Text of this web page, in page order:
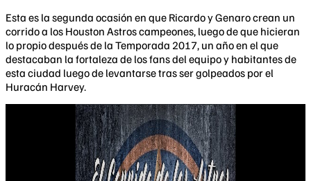
Esta es la segunda ocasión en que Ricardo y Genaro crean un
corrido a los Houston Astros campeones, luego de que hicieran
lo propio después de la Temporada 2017, un año en el que
destacaban la fortaleza de los fans del equipo y habitantes de
esta ciudad luego de levantarse tras ser golpeados por el
Huracán Harvey.